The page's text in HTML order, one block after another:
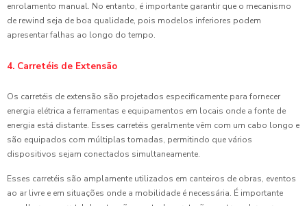
enrolamento manual. No entanto, é importante garantir que o mecanismo
de rewind seja de boa qualidade, pois modelos inferiores podem
apresentar falhas ao longo do tempo.
4. Carretéis de Extensão
Os carretéis de extensão são projetados especificamente para fornecer
energia elétrica a ferramentas e equipamentos em locais onde a fonte de
energia está distante. Esses carretéis geralmente vêm com um cabo longo e
são equipados com múltiplas tomadas, permitindo que vários
dispositivos sejam conectados simultaneamente.
Esses carretéis são amplamente utilizados em canteiros de obras, eventos
ao ar livre e em situações onde a mobilidade é necessária. É importante